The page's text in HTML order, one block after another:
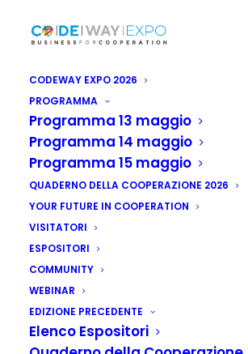
CODEWAY EXPO 2026
PROGRAMMA
Programma 13 maggio
Programma 14 maggio
Programma 15 maggio
QUADERNO DELLA COOPERAZIONE 2026
YOUR FUTURE IN COOPERATION
VISITATORI
ESPOSITORI
COMMUNITY
WEBINAR
EDIZIONE PRECEDENTE
Elenco Espositori